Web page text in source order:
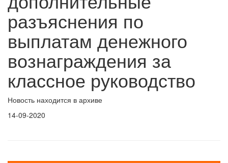
разъяснения по
выплатам денежного
вознаграждения за
классное руководство
Новость находится в архиве
14-09-2020